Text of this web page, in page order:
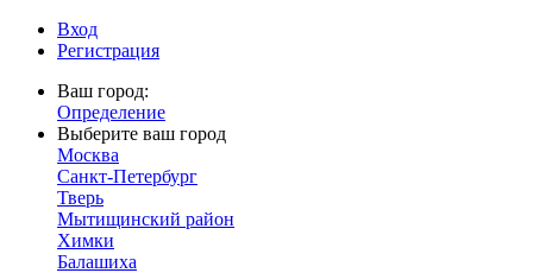
Вход
Регистрация
Ваш город:
Определение
Выберите ваш город
Москва
Санкт-Петербург
Тверь
Мытищинский район
Химки
Балашиха